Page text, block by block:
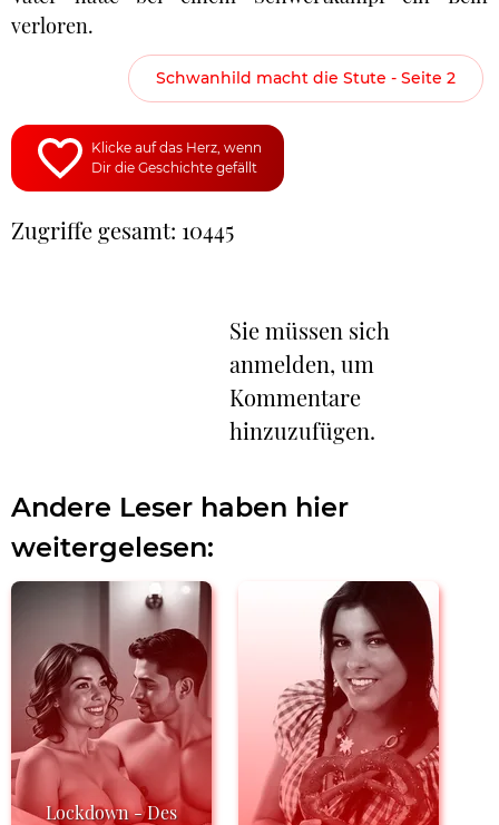
verloren.
Schwanhild macht die Stute - Seite 2
Klicke auf das Herz, wenn
Dir die Geschichte gefällt
Zugriffe gesamt: 10445
Sie müssen sich
anmelden, um
Kommentare
hinzuzufügen.
Andere Leser haben hier
weitergelesen:
Lockdown - Des